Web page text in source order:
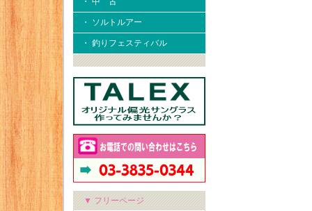
・ ソルトルアー
・ 釣りフェスティバル
▼ フリーページ